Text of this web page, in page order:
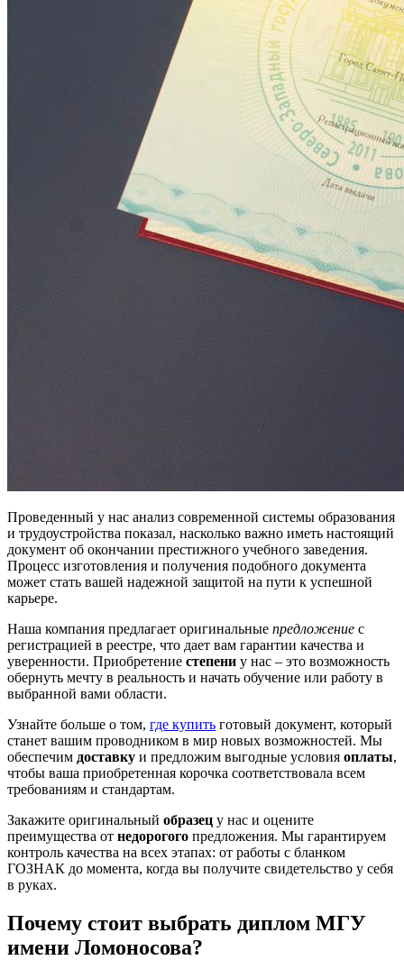
Проведенный у нас анализ современной системы образования
и трудоустройства показал, насколько важно иметь настоящий
документ об окончании престижного учебного заведения.
Процесс изготовления и получения подобного документа
может стать вашей надежной защитой на пути к успешной
карьере.
Наша компания предлагает оригинальные предложение с
регистрацией в реестре, что дает вам гарантии качества и
уверенности. Приобретение степени у нас – это возможность
обернуть мечту в реальность и начать обучение или работу в
выбранной вами области.
Узнайте больше о том, где купить готовый документ, который
станет вашим проводником в мир новых возможностей. Мы
обеспечим доставку и предложим выгодные условия оплаты,
чтобы ваша приобретенная корочка соответствовала всем
требованиям и стандартам.
Закажите оригинальный образец у нас и оцените
преимущества от недорогого предложения. Мы гарантируем
контроль качества на всех этапах: от работы с бланком
ГОЗНАК до момента, когда вы получите свидетельство у себя
в руках.
Почему стоит выбрать диплом МГУ
имени Ломоносова?